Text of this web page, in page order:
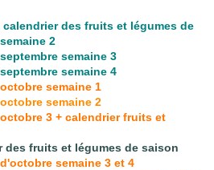
calendrier des fruits et légumes de
2
semaine 3
semaine 4
semaine 1
semaine 2
3 + calendrier fruits et
des fruits et légumes de saison
semaine 3 et 4